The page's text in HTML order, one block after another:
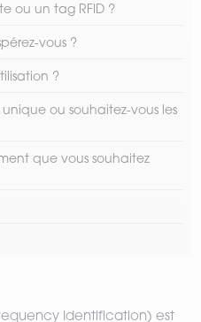
ou un tag RFID ?
vous ?
?
ou souhaitez-vous les
que vous souhaitez
Identification) est